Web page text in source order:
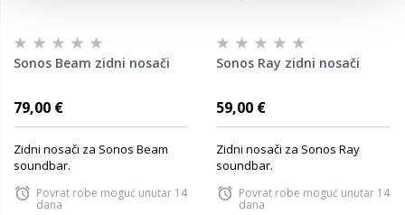
Sonos Beam zidni nosači
79,00 €
Zidni nosači za Sonos Beam
soundbar.
Povrat robe moguć unutar 14
dana
Sonos Ray zidni nosači
59,00 €
Zidni nosači za Sonos Ray
soundbar.
Povrat robe moguć unutar 14
dana